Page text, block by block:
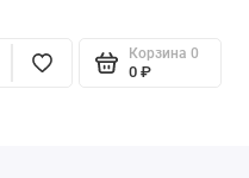
Корзина 0
0 ₽